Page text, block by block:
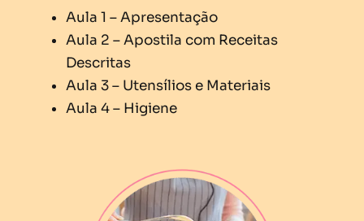
Aula 1 – Apresentação
Aula 2 – Apostila com Receitas
Descritas
Aula 3 – Utensílios e Materiais
Aula 4 – Higiene